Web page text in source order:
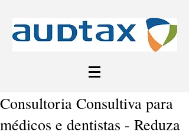
Consultoria Consultiva para
médicos e dentistas - Reduza